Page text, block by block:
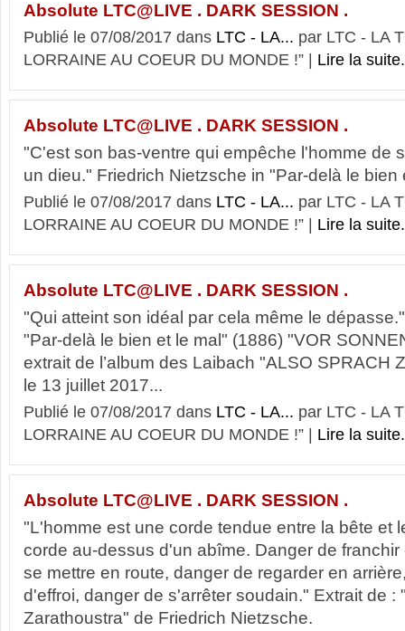
Absolute LTC@LIVE . DARK SESSION .
Publié le 07/08/2017 dans LTC - LA... par LTC - LA
LORRAINE AU COEUR DU MONDE !” | Lire la
Absolute LTC@LIVE . DARK SESSION .
"C'est son bas-ventre qui empêche l'homme de
un dieu." Friedrich Nietzsche in "Par-delà le bien
Publié le 07/08/2017 dans LTC - LA... par LTC - LA
LORRAINE AU COEUR DU MONDE !” | Lire la
Absolute LTC@LIVE . DARK SESSION .
"Qui atteint son idéal par cela même le
"Par-delà le bien et le mal" (1886) "VOR
extrait de l’album des Laibach "ALSO SPRACH
le 13 juillet 2017...
Publié le 07/08/2017 dans LTC - LA... par LTC - LA
LORRAINE AU COEUR DU MONDE !” | Lire la
Absolute LTC@LIVE . DARK SESSION .
"L'homme est une corde tendue entre la bête et
corde au-dessus d'un abîme. Danger de
se mettre en route, danger de regarder en
d'effroi, danger de s'arrêter soudain." Extrait de :
Zarathoustra" de Friedrich Nietzsche.